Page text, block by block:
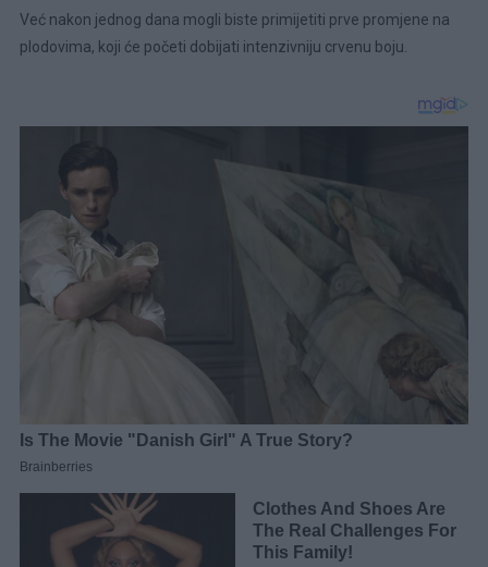
Već nakon jednog dana mogli biste primijetiti prve promjene na
plodovima, koji će početi dobijati intenzivniju crvenu boju.